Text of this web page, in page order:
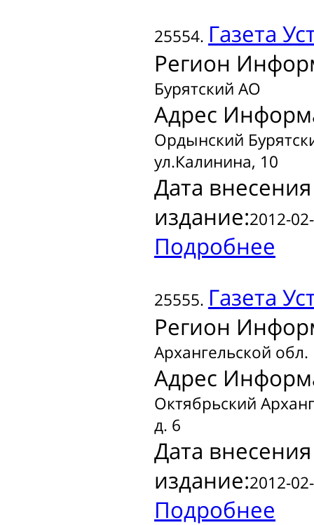
25554. Газета
Регион
Бурятский АО
Адрес
Ордынский
ул.Калинина, 10
Дата
издание:2012-
Подробнее
25555. Газета
Регион
Архангельской обл.
Адрес
Октябрьский
д. 6
Дата
издание:2012-
Подробнее